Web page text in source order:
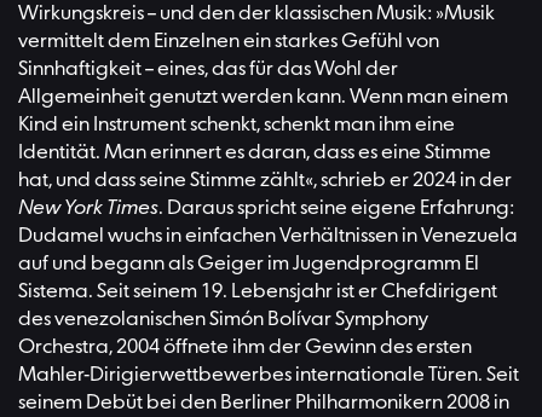
Wirkungskreis – und den der klassischen Musik: »Musik
vermittelt dem Einzelnen ein starkes Gefühl von
Sinnhaftigkeit – eines, das für das Wohl der
Allgemeinheit genutzt werden kann. Wenn man einem
Kind ein Instrument schenkt, schenkt man ihm eine
Identität. Man erinnert es daran, dass es eine Stimme
hat, und dass seine Stimme zählt«, schrieb er 2024 in der
New York Times. Daraus spricht seine eigene Erfahrung:
Dudamel wuchs in einfachen Verhältnissen in Venezuela
auf und begann als Geiger im Jugendprogramm El
Sistema. Seit seinem 19. Lebensjahr ist er Chefdirigent
des venezolanischen Simón Bolívar Symphony
Orchestra, 2004 öffnete ihm der Gewinn des ersten
Mahler-Dirigierwettbewerbes internationale Türen. Seit
seinem Debüt bei den Berliner Philharmonikern 2008 in